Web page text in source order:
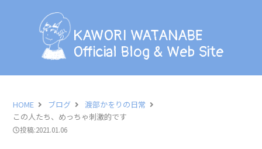
KAWORI WATANABE
Official Blog & Web Site
KAWORI WATANABE
Official Blog & Web Site
BLOG
SCHEDULE
HOME ブログ
渡部かをりの日常
この人たち、めっちゃ刺激的です
投稿:2021.01.06